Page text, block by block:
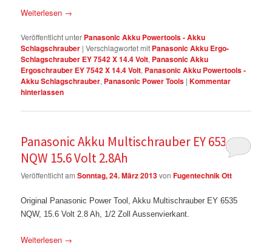
Weiterlesen →
Veröffentlicht unter Panasonic Akku Powertools - Akku
Schlagschrauber |Verschlagwortet mit Panasonic Akku Ergo-
Schlagschrauber EY 7542 X 14.4 Volt, Panasonic Akku
Ergoschrauber EY 7542 X 14.4 Volt, Panasonic Akku Powertools -
Akku Schlagschrauber, Panasonic Power Tools |Kommentar
hinterlassen
Panasonic Akku Multischrauber EY 6535
NQW 15.6 Volt 2.8Ah
Veröffentlicht amSonntag, 24. März 2013vonFugentechnik Ott
Original Panasonic Power Tool, Akku Multischrauber EY 6535
NQW, 15.6 Volt 2.8 Ah, 1/2 Zoll Aussenvierkant.
Weiterlesen →